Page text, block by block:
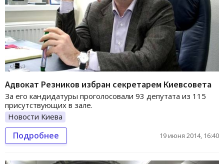
Адвокат Резников избран секретарем Киевсовета
За его кандидатуры проголосовали 93 депутата из 115
присутствующих в зале.
Новости Киева
Подробнее 19 июня 2014, 16:40